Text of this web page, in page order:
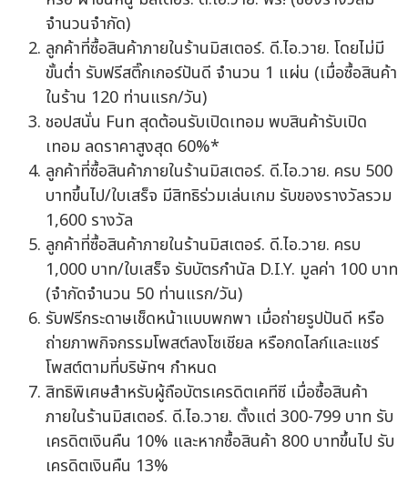
จำนวนจำกัด)
ลูกค้าที่ซื้อสินค้าภายในร้านมิสเตอร์. ดี.ไอ.วาย. โดยไม่มี
ขั้นต่ำ รับฟรีสติ๊กเกอร์ปันดี จำนวน 1 แผ่น (เมื่อซื้อสินค้า
ในร้าน 120 ท่านแรก/วัน)
ชอปสนั่น Fun สุดต้อนรับเปิดเทอม พบสินค้ารับเปิด
เทอม ลดราคาสูงสุด 60%*
ลูกค้าที่ซื้อสินค้าภายในร้านมิสเตอร์. ดี.ไอ.วาย. ครบ 500
บาทขึ้นไป/ใบเสร็จ มีสิทธิร่วมเล่นเกม รับของรางวัลรวม
1,600 รางวัล
ลูกค้าที่ซื้อสินค้าภายในร้านมิสเตอร์. ดี.ไอ.วาย. ครบ
1,000 บาท/ใบเสร็จ รับบัตรกำนัล D.I.Y. มูลค่า 100 บาท
(จำกัดจำนวน 50 ท่านแรก/วัน)
รับฟรีกระดาษเช็ดหน้าแบบพกพา เมื่อถ่ายรูปปันดี หรือ
ถ่ายภาพกิจกรรมโพสต์ลงโซเชียล หรือกดไลก์และแชร์
โพสต์ตามที่บริษัทฯ กำหนด
สิทธิพิเศษสำหรับผู้ถือบัตรเครดิตเคทีซี เมื่อซื้อสินค้า
ภายในร้านมิสเตอร์. ดี.ไอ.วาย. ตั้งแต่ 300-799 บาท รับ
เครดิตเงินคืน 10% และหากซื้อสินค้า 800 บาทขึ้นไป รับ
เครดิตเงินคืน 13%